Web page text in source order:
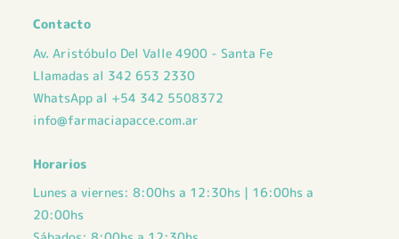
Contacto
Av. Aristóbulo Del Valle 4900 - Santa Fe
Llamadas al 342 653 2330
WhatsApp al +54 342 5508372
info@farmaciapacce.com.ar
Horarios
Lunes a viernes: 8:00hs a 12:30hs | 16:00hs a
20:00hs